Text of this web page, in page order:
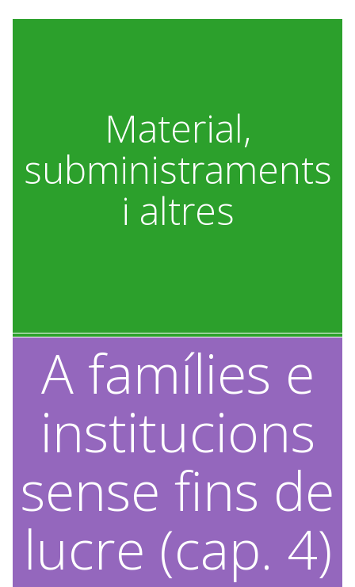
Com es gasta?
Material,
subministraments
i altres
A famílies e
institucions
sense fins de
lucre (cap. 4)